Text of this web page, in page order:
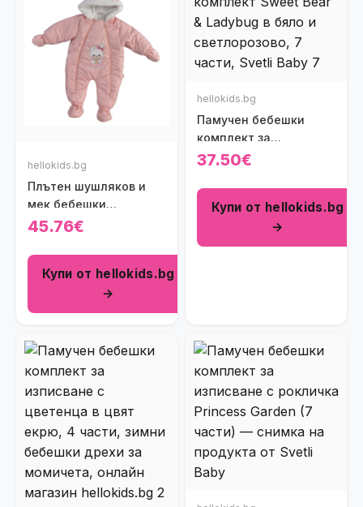
hellokids.bg
Плътен шушляков и
мек бебешки
космонавт Зайченце в
45.76€
Купи от hellokids.bg
→
hellokids.bg
Памучен бебешки
комплект за
изписване Sweet Bear
светлорозово на
райенца (7 части)
37.50€
Купи от hellokids.bg
→